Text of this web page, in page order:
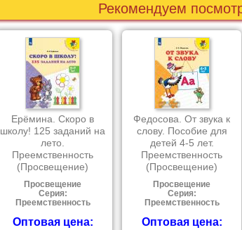
Рекомендуем
Ерёмина. Скоро в
школу! 125 заданий на
лето.
Преемственность
(Просвещение)
Просвещение
Серия:
Преемственность
Оптовая цена:
Федосова. От звука к
слову. Пособие для
детей 4-5 лет.
Преемственность
(Просвещение)
Просвещение
Серия:
Преемственность
Оптовая цена: